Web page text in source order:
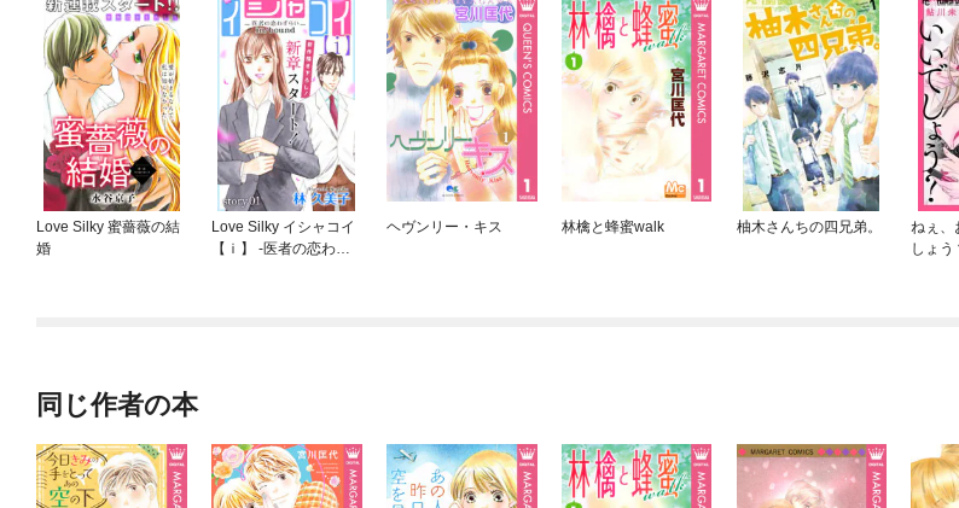
Love Silky 蜜薔薇の結
婚
Love Silky イシャコイ
【ｉ】 -医者の恋わず
ヘヴンリー・キス 林檎と蜂蜜walk 柚木さんちの四兄弟。
ねぇ、
しょう
同じ作者の本